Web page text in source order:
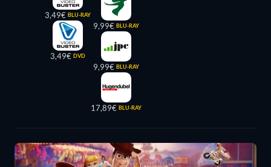
3,49€ BLU-RAY
3,49€ DVD
9,99€ BLU-RAY
9,99€ BLU-RAY
17,89€ BLU-RAY